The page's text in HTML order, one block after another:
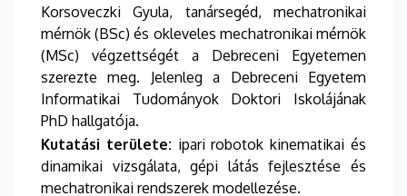
Korsoveczki Gyula, tanársegéd, mechatronikai
mérnök (BSc) és okleveles mechatronikai mérnök
(MSc) végzettségét a Debreceni Egyetemen
szerezte meg. Jelenleg a Debreceni Egyetem
Informatikai Tudományok Doktori Iskolájának
PhD hallgatója.
Kutatási területe: ipari robotok kinematikai és
dinamikai vizsgálata, gépi látás fejlesztése és
mechatronikai rendszerek modellezése.